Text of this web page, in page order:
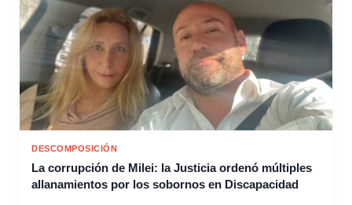
DESCOMPOSICIÓN
La corrupción de Milei: la Justicia ordenó múltiples
allanamientos por los sobornos en Discapacidad